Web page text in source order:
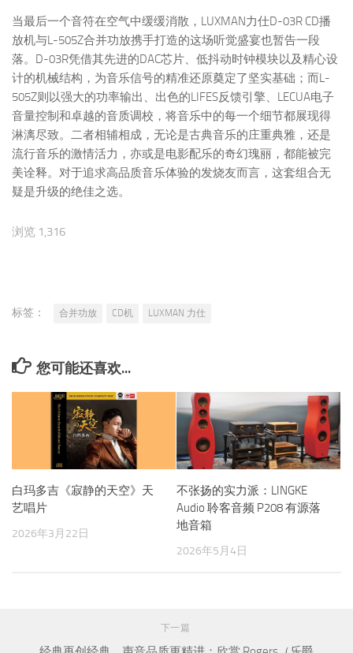
当最后一个音符在空气中缓缓消散，LUXMAN力仕D-03R CD播
放机与L-505Z合并功放携手打造的这场听觉盛宴也暂告一段
落。D-03R凭借其先进的DAC芯片、低抖动时钟模块以及精心设
计的机械结构，为音乐信号的精准还原奠定了坚实基础；而L-
505Z则以强大的功率输出、出色的LIFES反馈引擎、LECUA电子
音量控制和卓越的音质调校，将音乐中的每一个细节都展现得
淋漓尽致。二者相辅相成，无论是古典音乐的庄重典雅，还是
流行音乐的激情活力，亦或是电影配乐的奇幻瑰丽，都能被完
美诠释。对于追求高品质音乐体验的发烧友而言，这套组合无
疑是升级的绝佳之选。
浏览 1,316
标签： 合并功放 CD机 LUXMAN 力仕
您可能还喜欢...
白玛多吉《寂静的天空》天
艺唱片
2026年3月22日
不张扬的实力派：LINGKE
Audio 聆客音频 P208 有源落
地音箱
2026年5月4日
下一篇